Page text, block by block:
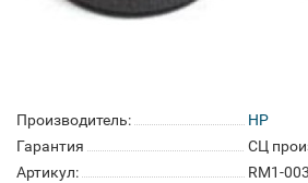
Производитель:
HP
Гарантия
СЦ
Артикул:
RM1-